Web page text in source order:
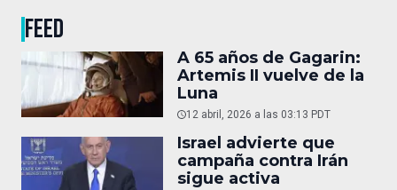
FEED
A 65 años de Gagarin:
Artemis II vuelve de la
Luna
12 abril, 2026 a las 03:13 PDT
Israel advierte que
campaña contra Irán
sigue activa